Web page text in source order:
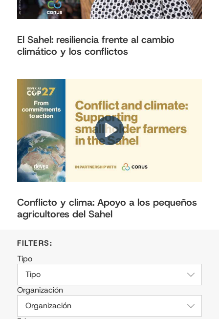
El Sahel: resiliencia frente al cambio
climático y los conflictos
Conflicto y clima: Apoyo a los pequeños
agricultores del Sahel
Tipo
Tipo
Organización
Organización